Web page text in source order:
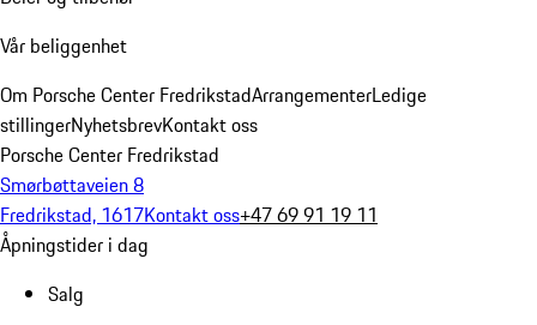
Vår beliggenhet
Om Porsche Center FredrikstadArrangementerLedige
stillingerNyhetsbrevKontakt oss
Porsche Center Fredrikstad
Smørbøttaveien 8
Fredrikstad, 1617Kontakt oss+47 69 91 19 11
Åpningstider i dag
Salg